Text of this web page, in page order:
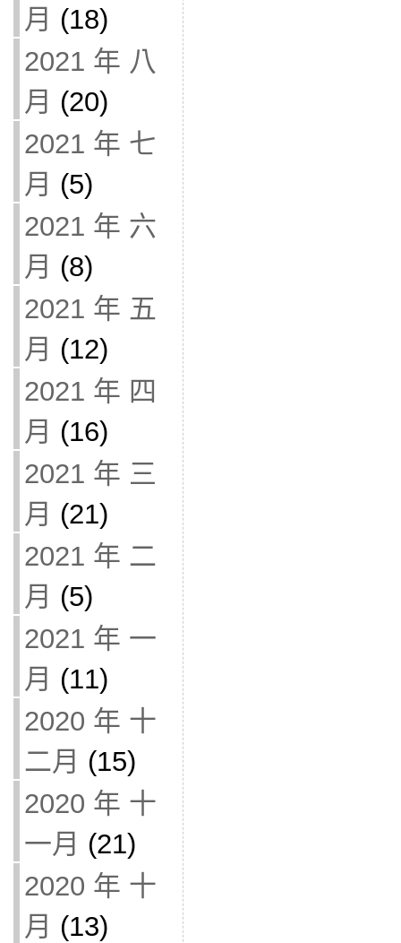
月 (18)
2021 年 八
月 (20)
2021 年 七
月 (5)
2021 年 六
月 (8)
2021 年 五
月 (12)
2021 年 四
月 (16)
2021 年 三
月 (21)
2021 年 二
月 (5)
2021 年 一
月 (11)
2020 年 十
二月 (15)
2020 年 十
一月 (21)
2020 年 十
月 (13)